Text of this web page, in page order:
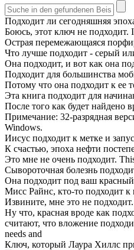
Подходит ли сегодняшняя
Боюсь, этот ключ не подходит.
Острая перемежающаяся
Что лучше подходит - серый
Она подходит, и вот как она
Подходит для большинства
Потому что она подходит к ее
Эта книга подходит для
После того как будет найдено
Примечание: 32-разрядная
Windows.
Иисус подходит к метке и
К счастью, эпоха нефти
Это мне не очень подходит.
Сывороточная болезнь
Она подходит под ваш
Мисс Райнс, кто-то подходит к
Извините, мне это не подходит.
Ну что, красная вроде как
считают, что вложение
needs and
Ключ, который Лаура Хиллс